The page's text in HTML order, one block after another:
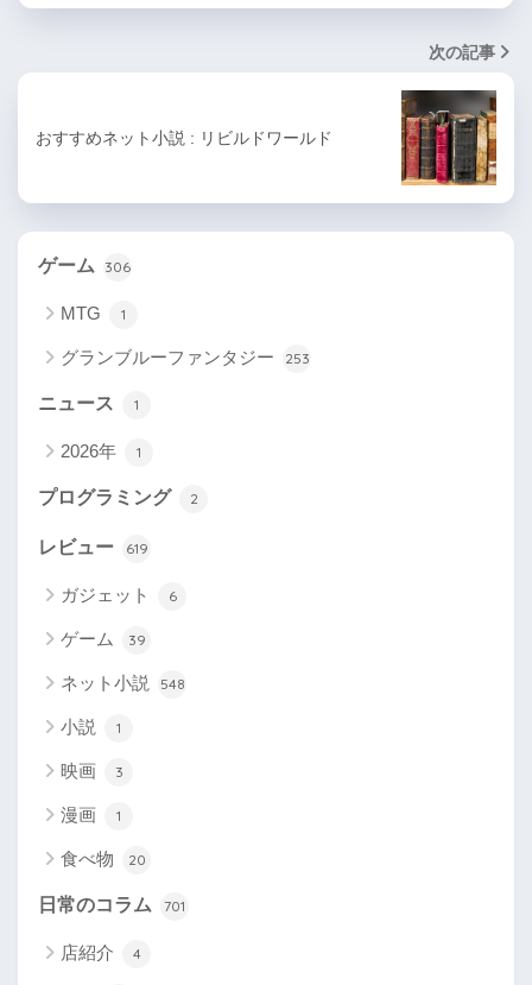
次の記事
おすすめネット小説 : リビルドワールド
ゲーム 306
MTG 1
グランブルーファンタジー 253
ニュース 1
2026年 1
プログラミング 2
レビュー 619
ガジェット 6
ゲーム 39
ネット小説 548
小説 1
映画 3
漫画 1
食べ物 20
日常のコラム 701
店紹介 4